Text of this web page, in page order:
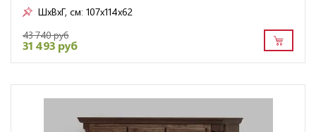
ШxВxГ, см: 107x114x62
43 740 руб
31 493 руб